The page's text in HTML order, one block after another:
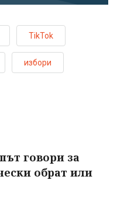
TikTok
избори
говори за
обрат или